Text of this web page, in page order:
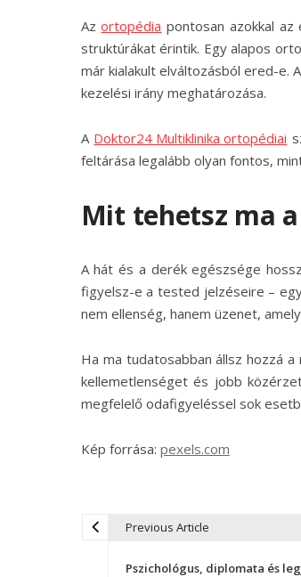
Azortopédia pontosan azokkal
struktúrákat érintik. Egy alapos
már kialakult elváltozásból ered-e.
kezelési irány meghatározása.
A Doktor24 Multiklinika ortopédiai
feltárása legalább olyan fontos,
Mit tehetsz ma
A hát és a derék egészsége
figyelsz-e a tested jelzéseire –
nem ellenség, hanem üzenet,
Ha ma tudatosabban állsz hozzá
kellemetlenséget és jobb
megfelelő odafigyeléssel sok
Kép forrása: pexels.com
Previous Article
Pszichológus, diplomata és